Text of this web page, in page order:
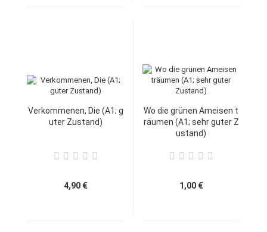
Verkommenen, Die (A1; g
uter Zustand)
4,90 €
Wo die grünen Ameisen t
räumen (A1; sehr guter Z
ustand)
1,00 €